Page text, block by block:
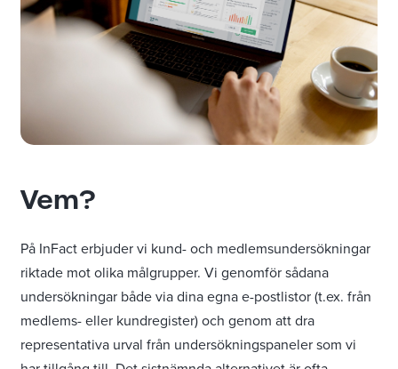
Vem?
På InFact erbjuder vi kund- och medlemsundersökningar
riktade mot olika målgrupper. Vi genomför sådana
undersökningar både via dina egna e-postlistor (t.ex. från
medlems- eller kundregister) och genom att dra
representativa urval från undersökningspaneler som vi